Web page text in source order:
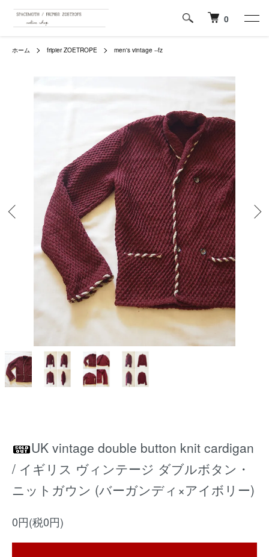
0
ホーム fripier ZOETROPE men's vintage --fz
UK vintage double button knit cardigan
/ イギリス ヴィンテージ ダブルボタン・
ニットガウン (バーガンディ×アイボリー)
0円(税0円)